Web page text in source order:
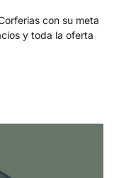
con su meta
y toda la oferta